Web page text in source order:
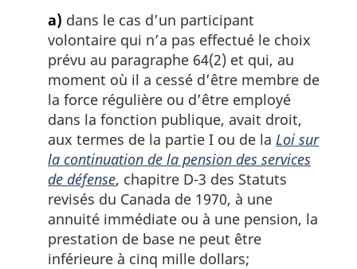
a) dans le cas d’un participant
volontaire qui n’a pas effectué le choix
prévu au paragraphe 64(2) et qui, au
moment où il a cessé d’être membre de
la force régulière ou d’être employé
dans la fonction publique, avait droit,
aux termes de la partie I ou de la Loi sur
la continuation de la pension des services
de défense, chapitre D-3 des Statuts
revisés du Canada de 1970, à une
annuité immédiate ou à une pension, la
prestation de base ne peut être
inférieure à cinq mille dollars;